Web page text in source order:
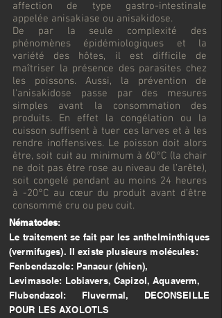
affection de type gastro-intestinale
appelée anisakiase ou anisakidose.
De par la seule complexité des
phénomènes épidémiologiques et la
variété des hôtes, il est difficile de
maîtriser la présence des parasites chez
les poissons. Aussi, la prévention de
l'anisakidose passe par des mesures
simples avant la consommation des
produits. En effet la congélation ou la
cuisson suffisent à tuer ces larves et à les
rendre inoffensives. Le poisson doit alors
être, soit cuit au minimum à 60°C (la chair
ne doit pas être rose au niveau de l’arête),
soit congelé pendant au moins 24 heures
à -20°C au cœur du produit avant d’être
consommé cru ou peu cuit.
Nématodes:
Le traitement se fait par les anthelminthiques
(vermifuges). Il existe plusieurs molécules:
Fenbendazole: Panacur (chien),
Levimasole: Lobiavers, Capizol, Aquaverm,
Flubendazol: Fluvermal, DECONSEILLE
POUR LES AXOLOTLS